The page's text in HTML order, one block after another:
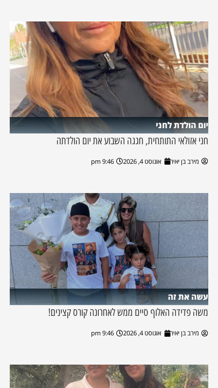
יום הולדת לחני
חני אזולאי התותחית, חגגה השבוע את יום הולדתה
מירב בן יאיר אוגוסט 4, 2026 9:46 pm
עשה את זה
משה פדידה האלוף סיים ממש לאחרונה קורס קצינים!
מירב בן יאיר אוגוסט 4, 2026 9:46 pm